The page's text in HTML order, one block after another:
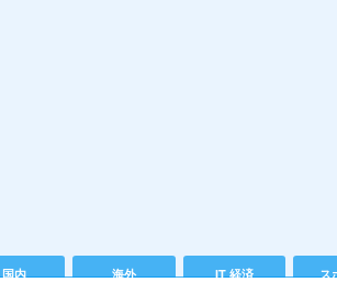
国内 海外 IT 経済 ス